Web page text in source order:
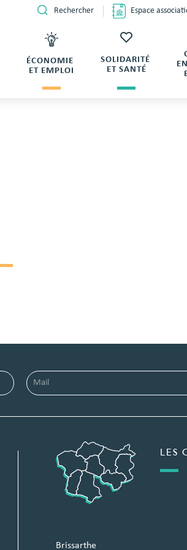
Rechercher Espace
ÉCONOMIE
ET EMPLOI
SOLIDARITÉ
ET SANTÉ
LES
Brissarthe